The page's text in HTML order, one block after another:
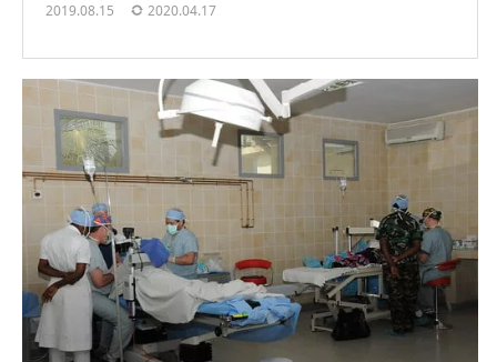
2019.08.15 2020.04.17